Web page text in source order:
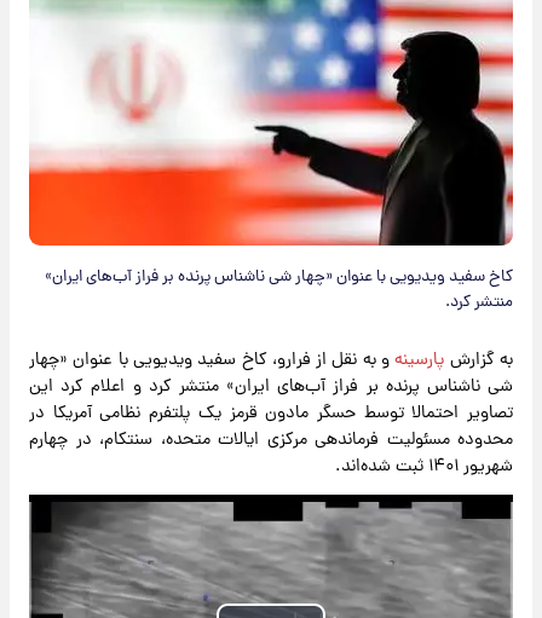
کاخ سفید ویدیویی با عنوان «چهار شی ناشناس پرنده بر فراز آب‌های ایران»
منتشر کرد.
به گزارش پارسینهو به نقل از فرارو، کاخ سفید ویدیویی با عنوان «چهار
شی ناشناس پرنده بر فراز آب‌های ایران» منتشر کرد و اعلام کرد این
تصاویر احتمالا توسط حسگر مادون قرمز یک پلتفرم نظامی آمریکا در
محدوده مسئولیت فرماندهی مرکزی ایالات متحده، سنتکام، در چهارم
شهریور ۱۴۰۱ ثبت شده‌اند.